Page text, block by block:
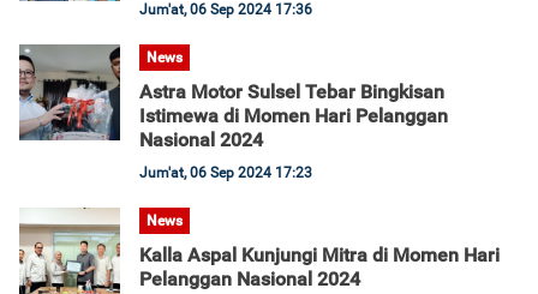
Jum'at, 06 Sep 2024 17:36
News
Astra Motor Sulsel Tebar Bingkisan
Istimewa di Momen Hari Pelanggan
Nasional 2024
Jum'at, 06 Sep 2024 17:23
News
Kalla Aspal Kunjungi Mitra di Momen Hari
Pelanggan Nasional 2024